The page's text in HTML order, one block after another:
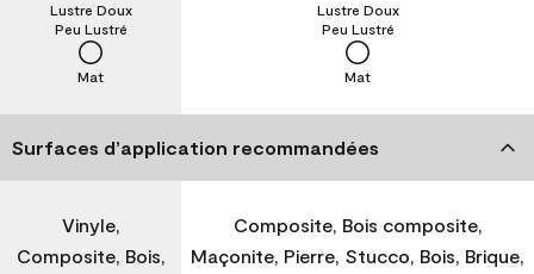
Mat
Peu Lustré
Lustre Doux
Mat
Peu Lustré
Lustre Doux
Surfaces d’application recommandées
Vinyle,
Composite, Bois,
Composite, Bois composite,
Maçonite, Pierre, Stucco, Bois, Brique,